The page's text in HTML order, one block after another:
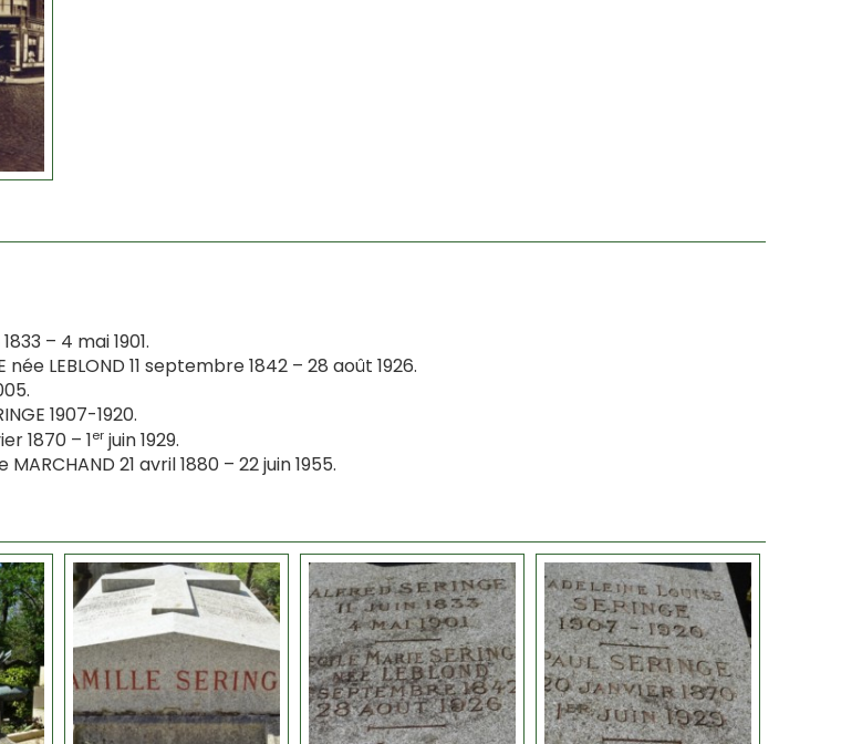
– 4 mai 1901.
née LEBLOND 11 septembre 1842 – 28 août 1926.
1907-1920.
1870 – 1erjuin 1929.
MARCHAND 21 avril 1880 – 22 juin 1955.